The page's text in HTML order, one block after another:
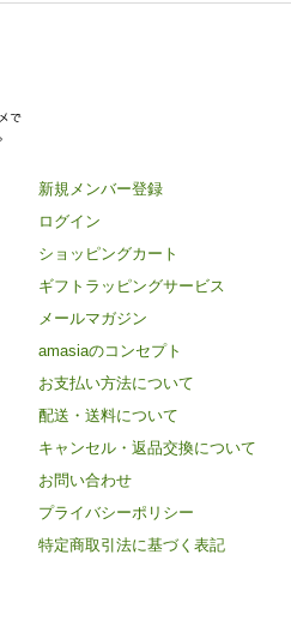
新規メンバー登録
ログイン
ショッピングカート
ギフトラッピングサービス
メールマガジン
amasiaのコンセプト
お支払い方法について
配送・送料について
キャンセル・返品交換について
お問い合わせ
プライバシーポリシー
特定商取引法に基づく表記